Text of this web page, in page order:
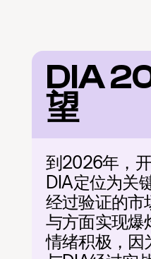
DIA
望
到2026年，
DIA定位为关
经过验证的市
与方面实现爆
情绪积极，因